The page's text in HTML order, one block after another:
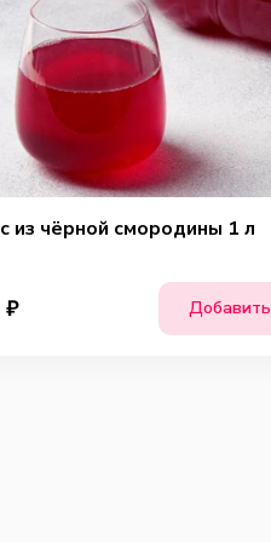
из чёрной смородины 1 л
₽ Добавить